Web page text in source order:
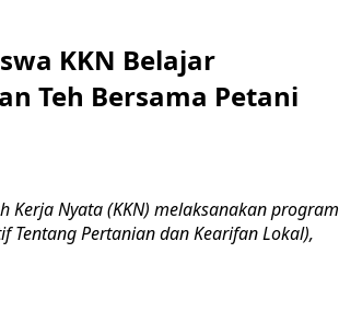
KKN Belajar
Teh Bersama Petani
Kerja Nyata (KKN) melaksanakan program
Tentang Pertanian dan Kearifan Lokal),